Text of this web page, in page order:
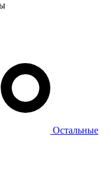
Остальные